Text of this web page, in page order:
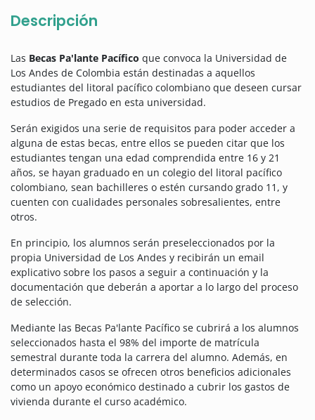
Descripción
Las Becas Pa'lante Pacífico que convoca la Universidad de
Los Andes de Colombia están destinadas a aquellos
estudiantes del litoral pacífico colombiano que deseen cursar
estudios de Pregado en esta universidad.
Serán exigidos una serie de requisitos para poder acceder a
alguna de estas becas, entre ellos se pueden citar que los
estudiantes tengan una edad comprendida entre 16 y 21
años, se hayan graduado en un colegio del litoral pacífico
colombiano, sean bachilleres o estén cursando grado 11, y
cuenten con cualidades personales sobresalientes, entre
otros.
En principio, los alumnos serán preseleccionados por la
propia Universidad de Los Andes y recibirán un email
explicativo sobre los pasos a seguir a continuación y la
documentación que deberán a aportar a lo largo del proceso
de selección.
Mediante las Becas Pa'lante Pacífico se cubrirá a los alumnos
seleccionados hasta el 98% del importe de matrícula
semestral durante toda la carrera del alumno. Además, en
determinados casos se ofrecen otros beneficios adicionales
como un apoyo económico destinado a cubrir los gastos de
vivienda durante el curso académico.